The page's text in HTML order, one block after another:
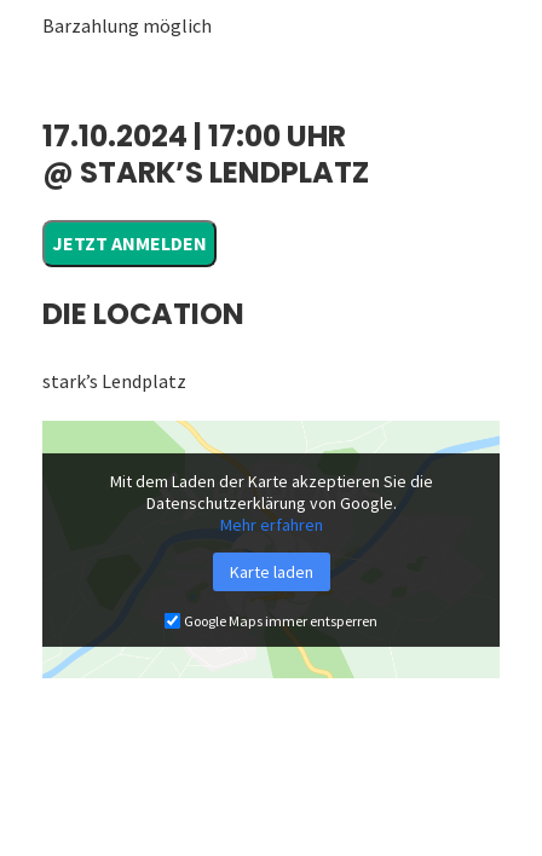
Barzahlung möglich
17.10.2024 | 17:00 UHR
@ STARK’S LENDPLATZ
JETZT ANMELDEN
DIE LOCATION
stark’s Lendplatz
Mit dem Laden der Karte akzeptieren Sie die
Datenschutzerklärung von Google.
Mehr erfahren
Karte laden
Google Maps immer entsperren